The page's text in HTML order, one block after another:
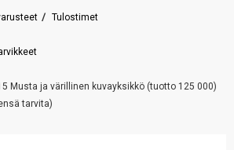
Tulostimet
Musta ja värillinen kuvayksikkö (tuotto 125 000)
tarvita)